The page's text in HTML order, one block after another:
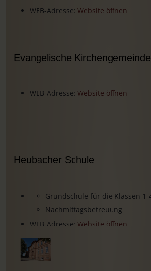
WEB-Adresse: Website öffnen
Evangelische Kirchengemeinde
WEB-Adresse: Website öffnen
Heubacher Schule
Grundschule für die Klassen 1-
Nachmittagsbetreuung
WEB-Adresse: Website öffnen